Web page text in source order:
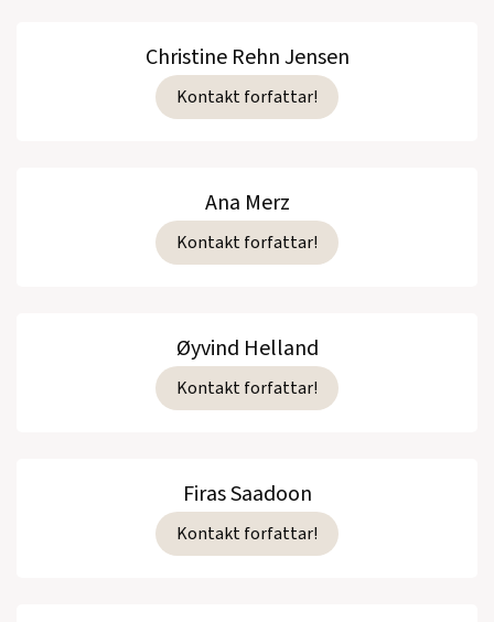
Christine Rehn Jensen
Kontakt forfattar!
Ana Merz
Kontakt forfattar!
Øyvind Helland
Kontakt forfattar!
Firas Saadoon
Kontakt forfattar!